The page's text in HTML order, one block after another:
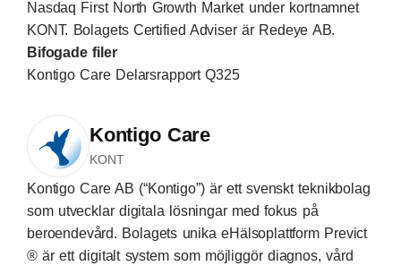
Nasdaq First North Growth Market under kortnamnet
KONT. Bolagets Certified Adviser är Redeye AB.
Bifogade filer
Kontigo Care Delarsrapport Q325
Kontigo Care
KONT
Kontigo Care AB (“Kontigo”) är ett svenskt teknikbolag
som utvecklar digitala lösningar med fokus på
beroendevård. Bolagets unika eHälsoplattform Previct
® är ett digitalt system som möjliggör diagnos, vård